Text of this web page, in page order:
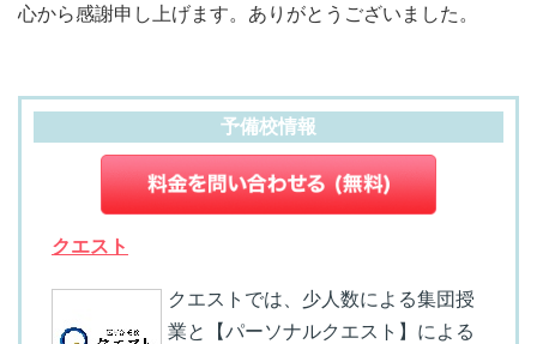
心から感謝申し上げます。ありがとうございました。
予備校情報
クエスト
クエストでは、少人数による集団授
業と【パーソナルクエスト】による